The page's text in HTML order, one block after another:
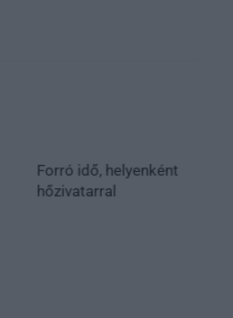
Forró idő, helyenként
hőzivatarral